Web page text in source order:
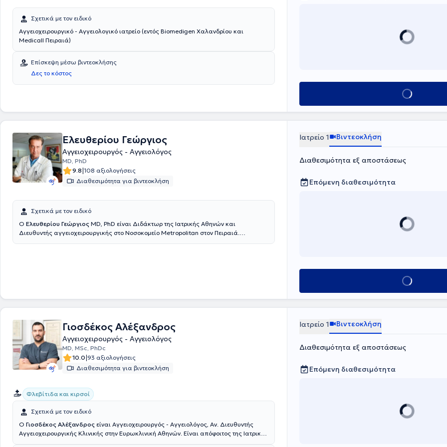
Σχετικά με τον ειδικό
Αγγειοχειρουργικό - Αγγειολογικό ιατρείο (εντός Biomedigen Χαλανδρίου και
Medicall Πειραιά)
Επίσκεψη μέσω βιντεοκλήσης
Δες το κόστος
Κλείσε ραντεβού
Ελευθερίου Γεώργιος
Αγγειοχειρουργός - Αγγειολόγος
MD, PhD
9.8|108 αξιολογήσεις
Διαθεσιμότητα για βιντεοκλήση
Σχετικά με τον ειδικό
Ο Ελευθερίου Γεώργιος MD, PhD είναι Διδάκτωρ της Ιατρικής Αθηνών και
Διευθυντής αγγειοχειρουργικής στο Νοσοκομείο Metropolitan στον Πειραιά.
ανέλαβε υπεύθυνος του αγγειοχειρουργικού τμήματος του 7ου Νοσοκομείου ΙΚΑ. Το
2005 ανέλαβε ως Αναπληρωτής Διευθυντής του Νοσοκομείου "Metropolitan" Αθηνών
και από το 2016 έλαβε τον τίτλο του Διευθυντή της Αγγειοχειρουργικής Κλινικής στο
ίδιο Νοσοκομείο. Προσφέρει αξιόπιστες θεραπείες των αγγειακών προβλημάτων σε
ένα πλήρως εξοπλισμένο ιατρείο με άρτια ενημερωμένο προσωπικό. Αποσκοπεί δε
στη λεπτομερή διάγνωση και αντιμετώπιση κάθε μορφής φλεβικής νόσου και
Ιατρείο 1 Βιντεοκλήση
Διαθεσιμότητα εξ αποστάσεως
Επόμενη διαθεσιμότητα
Κλείσε ραντεβού
Γιοσδέκος Αλέξανδρος
Αγγειοχειρουργός - Αγγειολόγος
MD, MSc, PhDc
10.0|93 αξιολογήσεις
Διαθεσιμότητα για βιντεοκλήση
Φλεβίτιδα και κιρσοί
Σχετικά με τον ειδικό
Ο Γιοσδέκος Αλέξανδρος είναι Αγγειοχειρουργός - Αγγειολόγος, Αν. Διευθυντής
Αγγειοχειρουργικής Κλινικής στην Ευρωκλινική Αθηνών. Είναι απόφοιτος της Ιατρικής
Ιατρείο 1 Βιντεοκλήση
Διαθεσιμότητα εξ αποστάσεως
Επόμενη διαθεσιμότητα